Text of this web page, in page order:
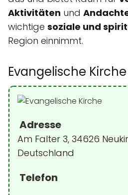
Aktivitäten und
wichtige soziale und
Region einnimmt.
Evangelische Kirche
Adresse
Am Falter 3, 34626
Deutschland
Telefon